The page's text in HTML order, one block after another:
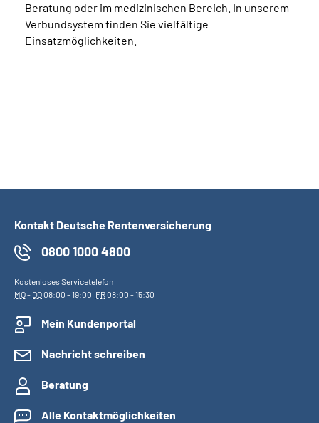
Beratung oder im medizinischen Bereich. In unserem
Verbundsystem finden Sie vielfältige
Einsatzmöglichkeiten.
Kontakt Deutsche Rentenversicherung
0800 1000 4800
Kostenloses Servicetelefon
MO- DO08:00 - 19:00, FR08:00 - 15:30
Mein Kundenportal
Nachricht schreiben
Beratung
Alle Kontaktmöglichkeiten